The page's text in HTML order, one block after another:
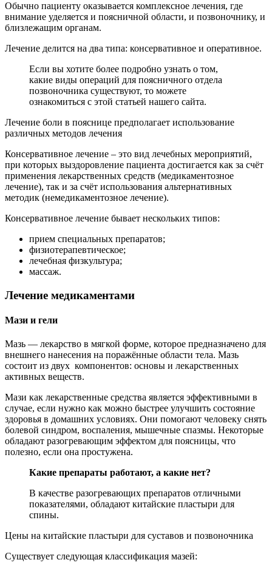
Обычно пациенту оказывается комплексное лечения, где
внимание уделяется и поясничной области, и позвоночнику, и
близлежащим органам.
Лечение делится на два типа: консервативное и оперативное.
Если вы хотите более подробно узнать о том,
какие виды операций для поясничного отдела
позвоночника существуют, то можете
ознакомиться с этой статьей нашего сайта.
Лечение боли в пояснице предполагает использование
различных методов лечения
Консервативное лечение – это вид лечебных мероприятий,
при которых выздоровление пациента достигается как за счёт
применения лекарственных средств (медикаментозное
лечение), так и за счёт использования альтернативных
методик (немедикаментозное лечение).
Консервативное лечение бывает нескольких типов:
прием специальных препаратов;
физиотерапевтическое;
лечебная физкультура;
массаж.
Лечение медикаментами
Мази и гели
Мазь — лекарство в мягкой форме, которое предназначено для
внешнего нанесения на поражённые области тела. Мазь
состоит из двух компонентов: основы и лекарственных
активных веществ.
Мази как лекарственные средства является эффективными в
случае, если нужно как можно быстрее улучшить состояние
здоровья в домашних условиях. Они помогают человеку снять
болевой синдром, воспаления, мышечные спазмы. Некоторые
обладают разогревающим эффектом для поясницы, что
полезно, если она простужена.
Какие препараты работают, а какие нет?
В качестве разогревающих препаратов отличными
показателями, обладают китайские пластыри для
спины.
Цены на китайские пластыри для суставов и позвоночника
Существует следующая классификация мазей: